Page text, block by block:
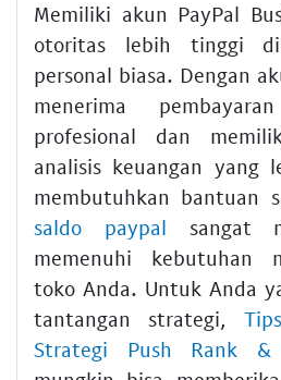
Memiliki akun PayPal
otoritas lebih tinggi
personal biasa. Dengan
menerima
profesional dan
analisis keuangan yang
membutuhkan bantuan
saldo paypal sangat
memenuhi kebutuhan
toko Anda. Untuk Anda
tantangan strategi,
Strategi Push Rank &